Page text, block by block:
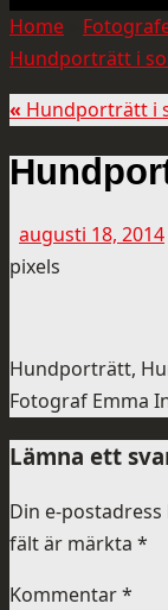
Home
Hundporträtt i
« Hundporträtt i
augusti 18, 2014
pixels
Hundporträtt,
Fotograf Emma
Lämna ett
Din e-
fält är märkta *
Kommentar*